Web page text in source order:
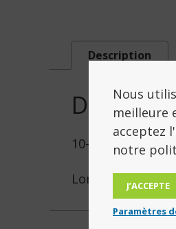
Description
10-14 ans
Longueur 53 cm
Nous
meilleure
acceptez
notre
J’ACCEPTE
Paramètres